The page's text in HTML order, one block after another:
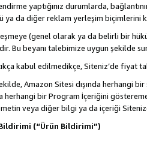
yaptığınız durumlarda,
ya da diğer reklam yerleşim biçimlerini
(genel olarak ya da belirli bir
Bu beyanı talebimize uygun şekilde
kabul edilmedikçe, Siteniz’de fiyat
Amazon Sitesi dışında herhangi
herhangi bir Program İçeriğini
veya diğer bilgi ya da içeriği
(“Ürün Bildirimi”)